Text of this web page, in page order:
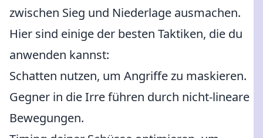
zwischen Sieg und Niederlage ausmachen.
Hier sind einige der besten Taktiken, die du
anwenden kannst:
Schatten nutzen, um Angriffe zu maskieren.
Gegner in die Irre führen durch nicht-lineare
Bewegungen.